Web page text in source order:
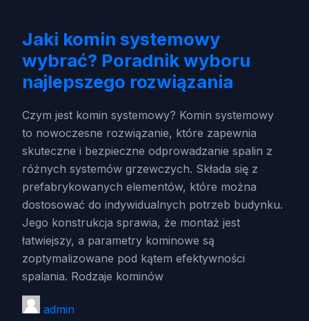
Jaki komin systemowy
wybrać? Poradnik wyboru
najlepszego rozwiązania
Czym jest komin systemowy? Komin systemowy
to nowoczesne rozwiązanie, które zapewnia
skuteczne i bezpieczne odprowadzanie spalin z
różnych systemów grzewczych. Składa się z
prefabrykowanych elementów, które można
dostosować do indywidualnych potrzeb budynku.
Jego konstrukcja sprawia, że montaż jest
łatwiejszy, a parametry kominowe są
zoptymalizowane pod kątem efektywności
spalania. Rodzaje kominów
admin